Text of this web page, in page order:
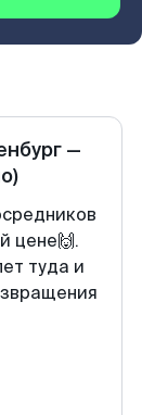
—
цене🙌.
туда и